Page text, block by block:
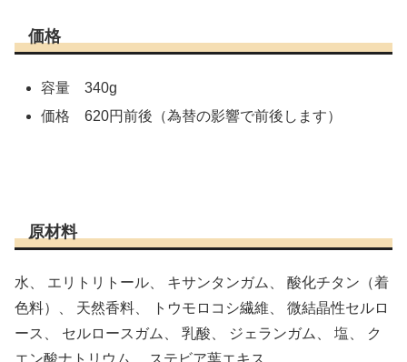
価格
容量 340g
価格 620円前後（為替の影響で前後します）
原材料
水、 エリトリトール、 キサンタンガム、 酸化チタン（着
色料）、 天然香料、 トウモロコシ繊維、 微結晶性セルロ
ース、 セルロースガム、 乳酸、 ジェランガム、 塩、 ク